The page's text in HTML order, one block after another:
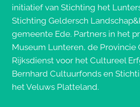
initiatief van Stichting het
Stichting Geldersch
gemeente Ede. Partners in het
Museum Lunteren, de Provincie
Rijksdienst voor het Cultureel
Bernhard Cultuurfonds en
het Veluws Platteland.